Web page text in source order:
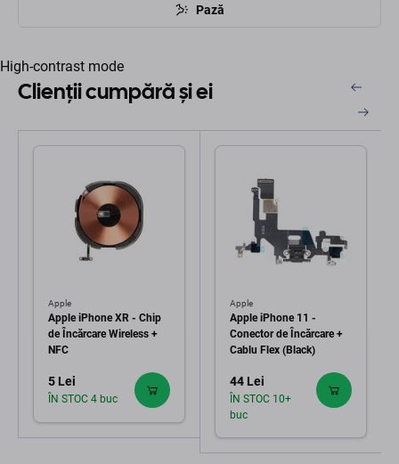
Pază
High-contrast mode
Clienții cumpără și ei
Apple
Apple iPhone XR - Chip
de Încărcare Wireless +
NFC
5 Lei
ÎN STOC 4 buc
Apple
Apple iPhone 11 -
Conector de Încărcare +
Cablu Flex (Black)
44 Lei
ÎN STOC 10+
buc